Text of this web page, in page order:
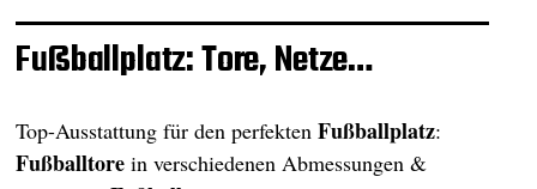
Fußballplatz: Tore, Netze…
Top-Ausstattung für den perfektenFußballplatz:
Fußballtore in verschiedenen Abmessungen &